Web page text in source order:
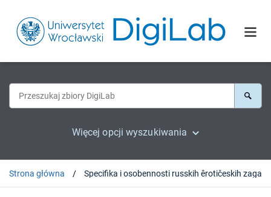
Więcej opcji wyszukiwania
Strona główna Specifika i osobennosti russkih êrotičeskih